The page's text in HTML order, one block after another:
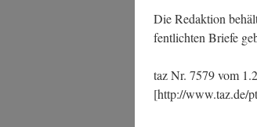
Die Redak­ti­on
fent­lich­ten Brie­fe
taz Nr. 7579 vom
[http://www.taz.de/